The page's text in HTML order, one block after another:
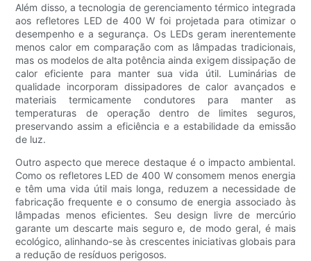
Além disso, a tecnologia de gerenciamento térmico integrada
aos refletores LED de 400 W foi projetada para otimizar o
desempenho e a segurança. Os LEDs geram inerentemente
menos calor em comparação com as lâmpadas tradicionais,
mas os modelos de alta potência ainda exigem dissipação de
calor eficiente para manter sua vida útil. Luminárias de
qualidade incorporam dissipadores de calor avançados e
materiais termicamente condutores para manter as
temperaturas de operação dentro de limites seguros,
preservando assim a eficiência e a estabilidade da emissão
de luz.
Outro aspecto que merece destaque é o impacto ambiental.
Como os refletores LED de 400 W consomem menos energia
e têm uma vida útil mais longa, reduzem a necessidade de
fabricação frequente e o consumo de energia associado às
lâmpadas menos eficientes. Seu design livre de mercúrio
garante um descarte mais seguro e, de modo geral, é mais
ecológico, alinhando-se às crescentes iniciativas globais para
a redução de resíduos perigosos.